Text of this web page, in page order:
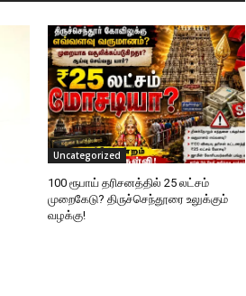
Uncategorized
100 ரூபாய் தரிசனத்தில் 25 லட்சம்
முறைகேடு? திருச்செந்தூரை உலுக்கும்
வழக்கு!